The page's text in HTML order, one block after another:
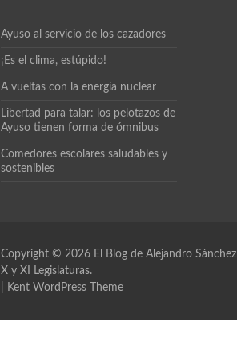
Ayuso al servicio de los cazadores
¡Es el clima, estúpido!
A vueltas con la energía nuclear
Libertad para talar: los pelotazos de
Ayuso tienen forma de ómnibus
Comedores escolares saludables y
sostenibles
Copyright © 2026 El Blog de Alejandro Sánchez
X y XI Legislaturas.
Kent WordPress Theme